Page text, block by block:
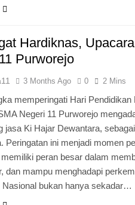
Hardiknas,
Purworejo
3 Months Ago 0 2 Mins
memperingati Hari
Negeri 11 Purworejo
jasa Ki Hajar Dewantara,
Peringatan ini menjadi momen
peran besar dalam
dan mampu menghadapi
Nasional bukan hanya sekadar…